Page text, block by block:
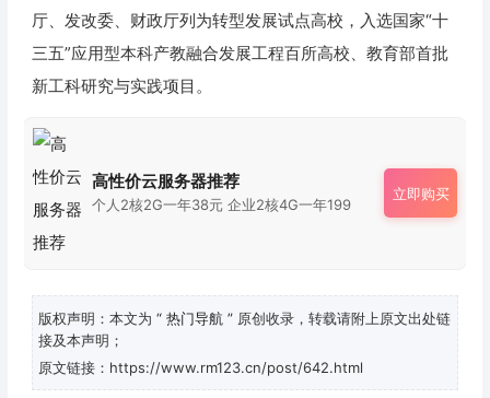
厅、发改委、财政厅列为转型发展试点高校，入选国家“十
三五”应用型本科产教融合发展工程百所高校、教育部首批
新工科研究与实践项目。
高性价云服务器推荐
个人2核2G一年38元 企业2核4G一年199
立即购买
版权声明：本文为 “ 热门导航 ” 原创收录，转载请附上原文出处链
接及本声明；
原文链接：https://www.rm123.cn/post/642.html